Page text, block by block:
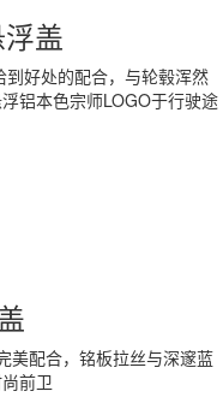
盖
好处的配合，与轮毂浑然
铝本色宗师LOGO于行驶途
美配合，铭板拉丝与深邃蓝
前卫